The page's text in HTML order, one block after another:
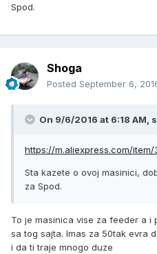
Spod.
Shoga
Posted September 6,
On 9/6/2016 at 6:18 AM,
https://m.aliexpress.com/
Sta kazete o ovoj masinici,
za Spod.
To je masinica vise za feeder a i
sa tog sajta. Imas za 50tak evra
i da ti traje mnogo duze